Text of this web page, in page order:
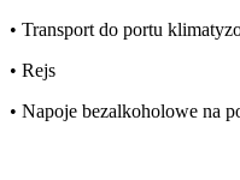
• Transport do portu
• Rejs
• Napoje bezalkoholowe na